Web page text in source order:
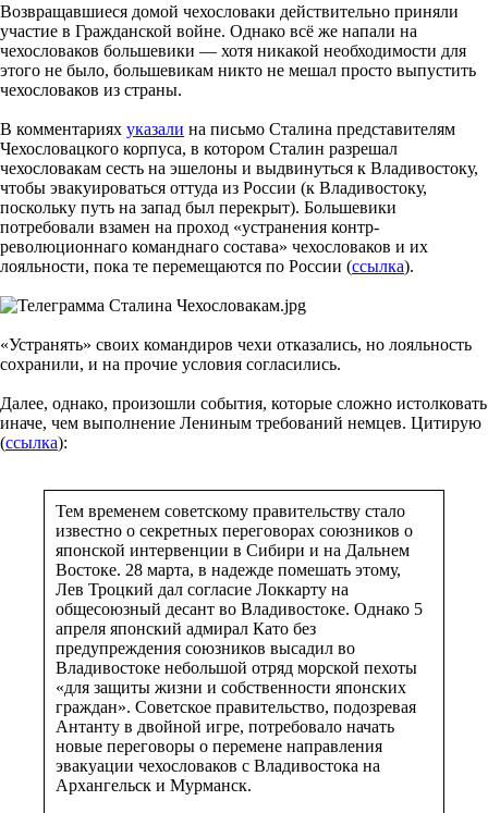
Возвращавшиеся домой чехословаки действительно приняли
участие в Гражданской войне. Однако всё же напали на
чехословаков большевики — хотя никакой необходимости для
этого не было, большевикам никто не мешал просто выпустить
чехословаков из страны.
В комментариях указали на письмо Сталина представителям
Чехословацкого корпуса, в котором Сталин разрешал
чехословакам сесть на эшелоны и выдвинуться к Владивостоку,
чтобы эвакуироваться оттуда из России (к Владивостоку,
поскольку путь на запад был перекрыт). Большевики
потребовали взамен на проход «устранения контр-
революционнаго команднаго состава» чехословаков и их
лояльности, пока те перемещаются по России (ссылка).
«Устранять» своих командиров чехи отказались, но лояльность
сохранили, и на прочие условия согласились.
Далее, однако, произошли события, которые сложно истолковать
иначе, чем выполнение Лениным требований немцев. Цитирую
(ссылка):
Тем временем советскому правительству стало
известно о секретных переговорах союзников о
японской интервенции в Сибири и на Дальнем
Востоке. 28 марта, в надежде помешать этому,
Лев Троцкий дал согласие Локкарту на
общесоюзный десант во Владивостоке. Однако 5
апреля японский адмирал Като без
предупреждения союзников высадил во
Владивостоке небольшой отряд морской пехоты
«для защиты жизни и собственности японских
граждан». Советское правительство, подозревая
Антанту в двойной игре, потребовало начать
новые переговоры о перемене направления
эвакуации чехословаков с Владивостока на
Архангельск и Мурманск.